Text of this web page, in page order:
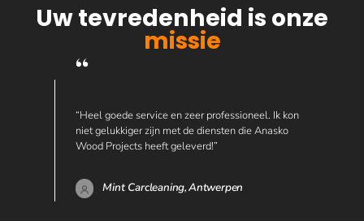
Uw tevredenheid is onze
missie
“Heel goede service en zeer professioneel. Ik kon
niet gelukkiger zijn met de diensten die Anasko
Wood Projects heeft geleverd!”
Mint Carcleaning,Antwerpen